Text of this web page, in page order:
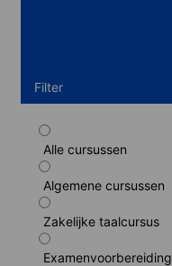
Filter
Alle cursussen
Algemene cursussen
Zakelijke taalcursus
Examenvoorbereiding
Standaard cursus
Duur: 1 - 52 weken
Niveaus:
1 week
576 EUR